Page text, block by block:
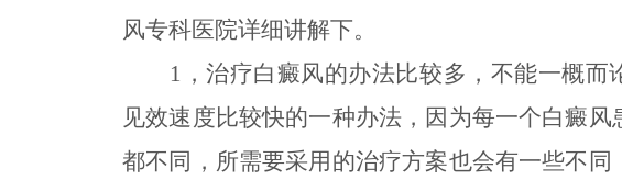
风专科医院详细讲解下。
1，治疗白癜风的办法比较多，不能一概而
见效速度比较快的一种办法，因为每一个白癜风
都不同，所需要采用的治疗方案也会有一些不同